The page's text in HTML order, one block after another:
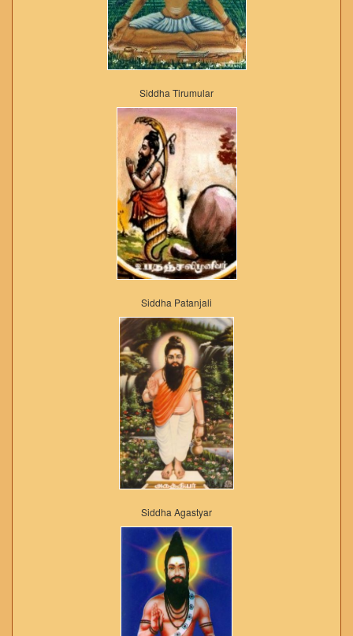
Siddha Tirumular
Siddha Patanjali
Siddha Agastyar